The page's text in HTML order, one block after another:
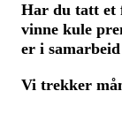
Har du tatt et
vinne kule
er i
Vi trekker